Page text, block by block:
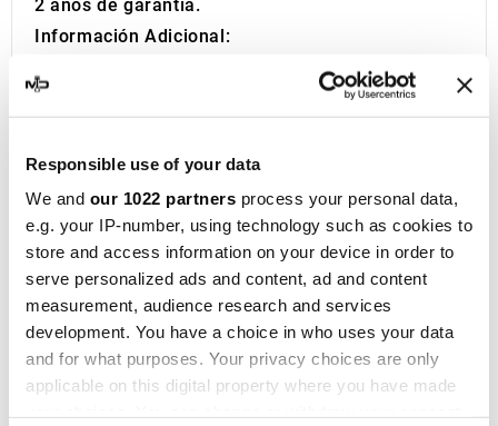
Responsible use of your data
We and our 1022 partners process your personal data,
e.g. your IP-number, using technology such as cookies to
store and access information on your device in order to
serve personalized ads and content, ad and content
measurement, audience research and services
development. You have a choice in who uses your data
and for what purposes. Your privacy choices are only
applicable on this digital property where you have made
2 años de garantía.
Información Adicional:
Si está buscando el escape deportivo perfecto
para su motocicleta, está en el lugar correcto.
dedicado a la investigación y reventa de los
mejores escapes deportivos para moto. Si tiene
alguna pregunta o duda sobre el Silenciador o
Escape de su Motocicleta, no dude en
contactarnos.
IXIL, fundada en Barcelona en 1955, es hoy una
marca consolidada en el ámbito del
motociclismo, presente en más de 40